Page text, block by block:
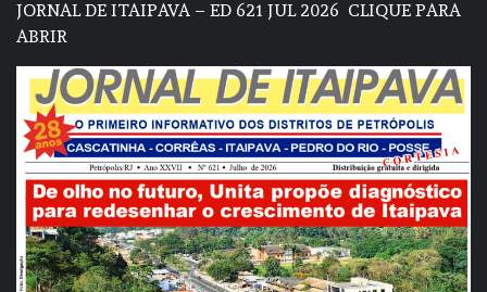
JORNAL DE ITAIPAVA – ED 621 JUL 2026 CLIQUE PARA
ABRIR